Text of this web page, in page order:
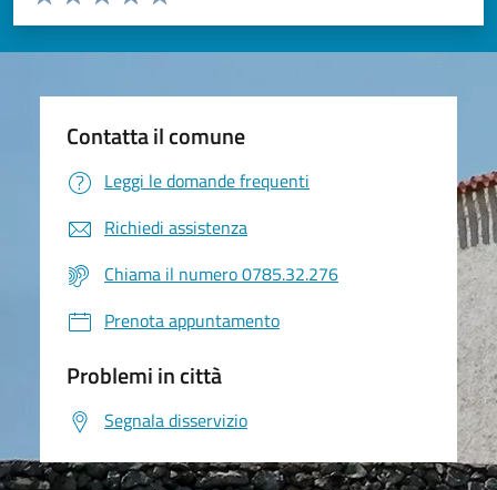
Valuta 5 stelle su 5
Valuta 4 stelle su 5
Valuta 3 stelle su 5
Valuta 2 stelle su 5
Valuta 1 stelle su 5
Contatta il comune
Leggi le domande frequenti
Richiedi assistenza
Chiama il numero 0785.32.276
Prenota appuntamento
Problemi in città
Segnala disservizio